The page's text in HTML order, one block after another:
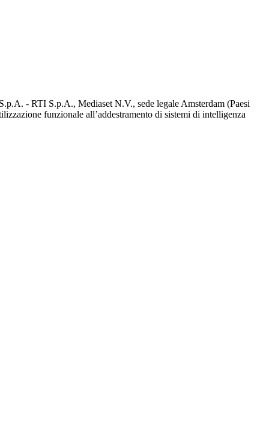
- RTI S.p.A., Mediaset N.V., sede legale Amsterdam (Paesi
funzionale all’addestramento di sistemi di intelligenza